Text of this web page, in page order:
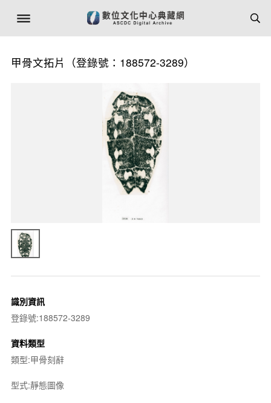
甲骨文拓片（登錄號：188572-3289）
識別資訊
登錄號:188572-3289
資料類型
類型:甲骨刻辭
型式:靜態圖像